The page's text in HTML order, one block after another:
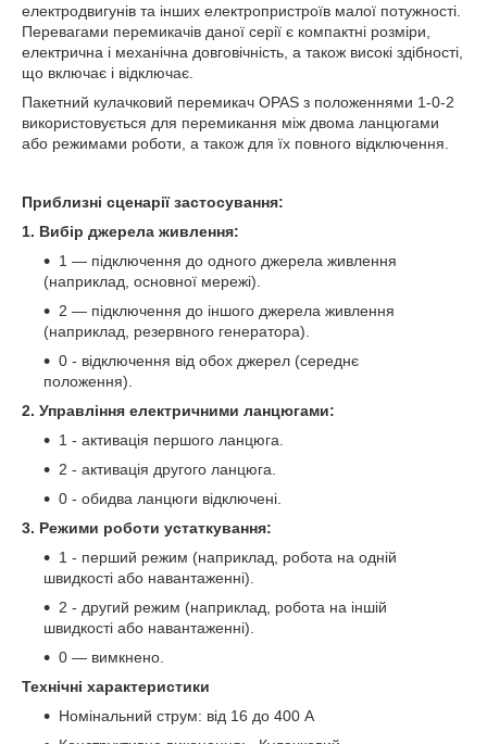
електродвигунів та інших електропристроїв малої потужності.
Перевагами перемикачів даної серії є компактні розміри,
електрична і механічна довговічність, а також високі здібності,
що включає і відключає.
Пакетний кулачковий перемикач OPAS з положеннями 1-0-2
використовується для перемикання між двома ланцюгами
або режимами роботи, а також для їх повного відключення.
Приблизні сценарії застосування:
1. Вибір джерела живлення:
1 — підключення до одного джерела живлення
(наприклад, основної мережі).
2 — підключення до іншого джерела живлення
(наприклад, резервного генератора).
0 - відключення від обох джерел (середнє
положення).
2. Управління електричними ланцюгами:
1 - активація першого ланцюга.
2 - активація другого ланцюга.
0 - обидва ланцюги відключені.
3. Режими роботи устаткування:
1 - перший режим (наприклад, робота на одній
швидкості або навантаженні).
2 - другий режим (наприклад, робота на іншій
швидкості або навантаженні).
0 — вимкнено.
Технічні характеристики
Номінальний струм: від 16 до 400 А